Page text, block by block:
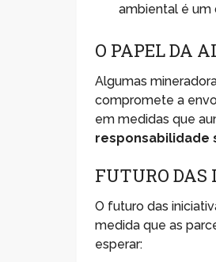
ambiental é um
O PAPEL DA
Algumas
compromete a
em medidas que
responsabilidade
FUTURO DAS
O futuro das
medida que as
esperar: